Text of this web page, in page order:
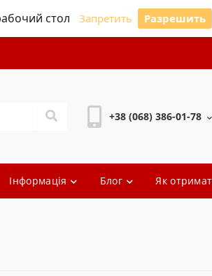
стол Запретить Разрешить
+38 (068) 386-01-78
Інформація Блог Як